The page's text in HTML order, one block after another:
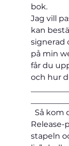
bok.
Jag vill
kan
signerad
på min
får du
och hur
Så kom
Release-
stapeln